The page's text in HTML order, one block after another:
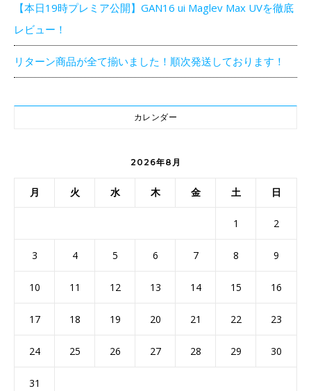
【本日19時プレミア公開】GAN16 ui Maglev Max UVを徹底
レビュー！
リターン商品が全て揃いました！順次発送しております！
カレンダー
2026年8月
月 火 水 木 金 土 日
1 2
3 4 5 6 7 8 9
10 11 12 13 14 15 16
17 18 19 20 21 22 23
24 25 26 27 28 29 30
31